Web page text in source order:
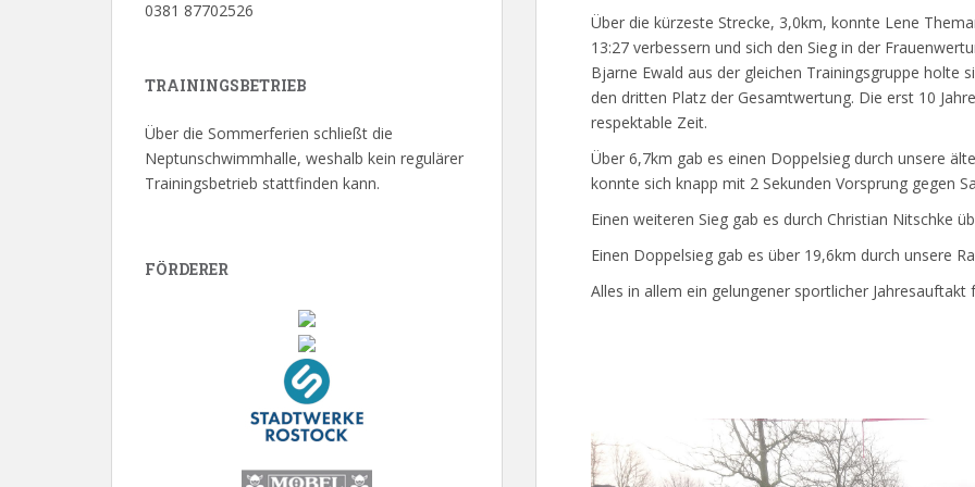
Über die kürzeste Strecke, 3,0km, konnte Lene
13:27 verbessern und sich den Sieg in der
Bjarne Ewald aus der gleichen Trainingsgruppe holte
den dritten Platz der Gesamtwertung. Die erst 10
respektable Zeit.
Über 6,7km gab es einen Doppelsieg durch unsere
konnte sich knapp mit 2 Sekunden Vorsprung gegen
Einen weiteren Sieg gab es durch Christian Nitschke
Einen Doppelsieg gab es über 19,6km durch unsere
Alles in allem ein gelungener sportlicher Jahresauftakt
0381 87702526
TRAININGSBETRIEB
Über die Sommerferien schließt die
Neptunschwimmhalle, weshalb kein regulärer
Trainingsbetrieb stattfinden kann.
FÖRDERER